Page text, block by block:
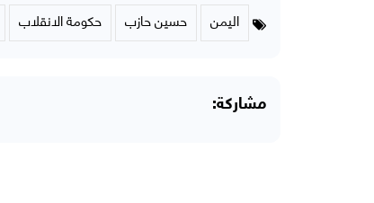
اليمن حسين حازب حكومة الانقلاب
مشاركة: